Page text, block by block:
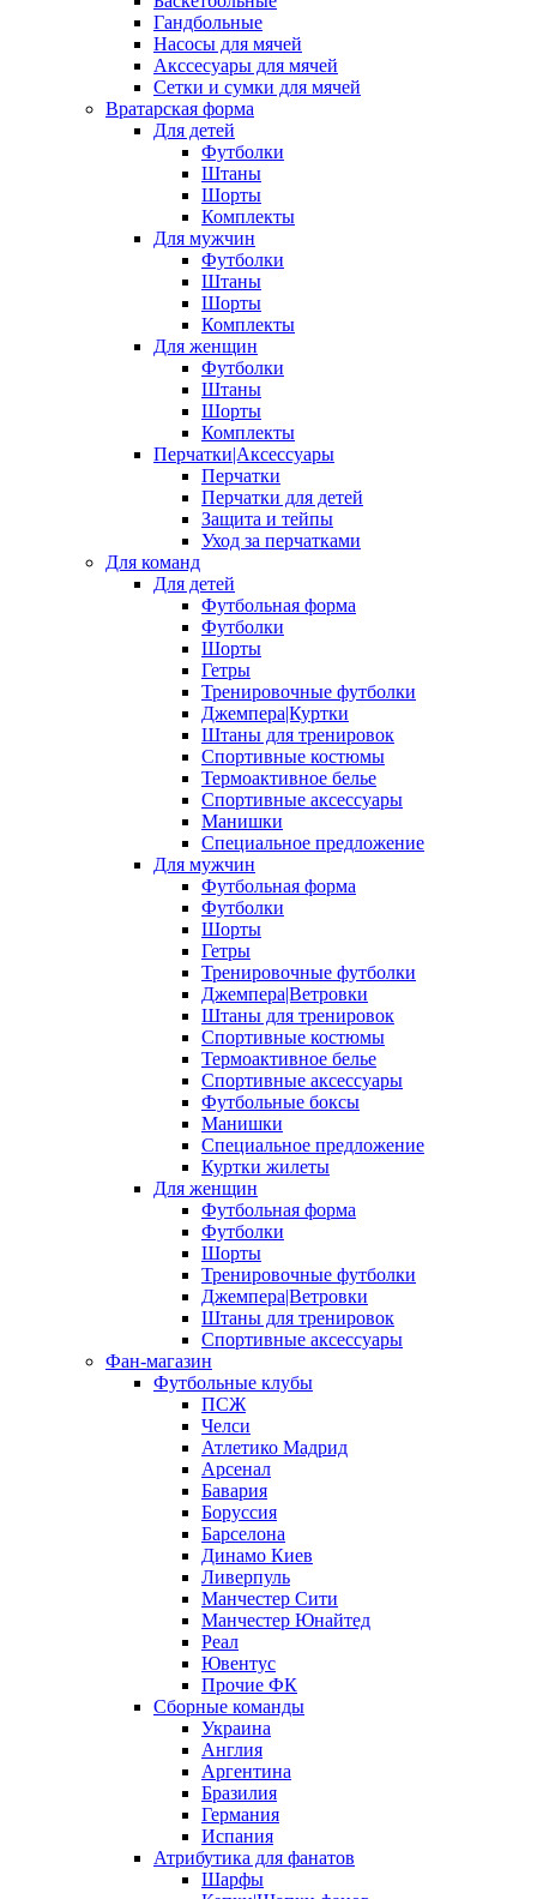
Гандбольные
Насосы для мячей
Акссесуары для мячей
Сетки и сумки для мячей
Вратарская форма
Для детей
Футболки
Штаны
Шорты
Комплекты
Для мужчин
Футболки
Штаны
Шорты
Комплекты
Для женщин
Футболки
Штаны
Шорты
Комплекты
Перчатки|Аксессуары
Перчатки
Перчатки для детей
Защита и тейпы
Уход за перчатками
Для команд
Для детей
Футбольная форма
Футболки
Шорты
Гетры
Тренировочные футболки
Джемпера|Куртки
Штаны для тренировок
Спортивные костюмы
Термоактивное белье
Спортивные аксессуары
Манишки
Специальное предложение
Для мужчин
Футбольная форма
Футболки
Шорты
Гетры
Тренировочные футболки
Джемпера|Ветровки
Штаны для тренировок
Спортивные костюмы
Термоактивное белье
Спортивные аксессуары
Футбольные боксы
Манишки
Специальное предложение
Куртки жилеты
Для женщин
Футбольная форма
Футболки
Шорты
Тренировочные футболки
Джемпера|Ветровки
Штаны для тренировок
Спортивные аксессуары
Фан-магазин
Футбольные клубы
ПСЖ
Челси
Атлетико Мадрид
Арсенал
Бавария
Боруссия
Барселона
Динамо Киев
Ливерпуль
Манчестер Сити
Манчестер Юнайтед
Реал
Ювентус
Прочие ФК
Сборные команды
Украина
Англия
Аргентина
Бразилия
Германия
Испания
Атрибутика для фанатов
Шарфы